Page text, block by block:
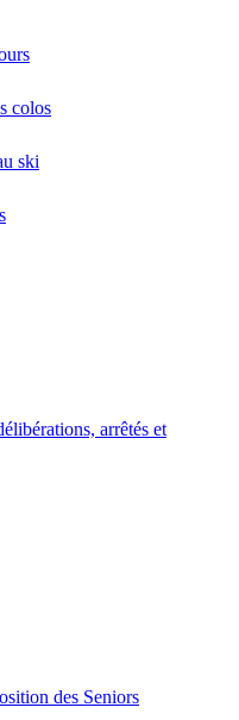
colos
ski
arrêtés et
des Seniors